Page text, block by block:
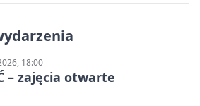
18:00
– zajęcia otwarte